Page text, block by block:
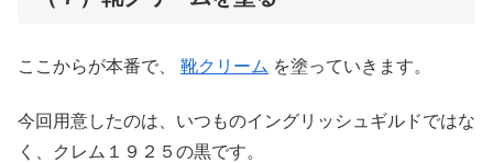
ここからが本番で、 靴クリーム を塗っていきます。
今回用意したのは、いつものイングリッシュギルドではな
く、クレム１９２５の黒です。